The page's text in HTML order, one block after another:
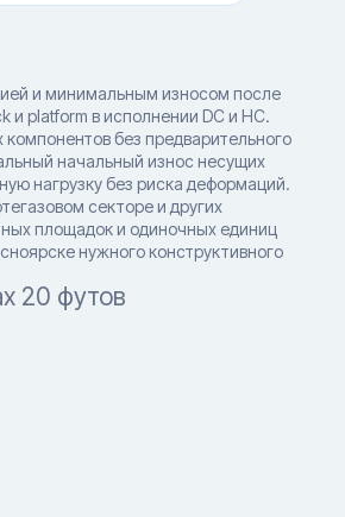
и минимальным износом после
platform в исполнении DC и HC.
без предварительного
начальный износ несущих
нагрузку без риска деформаций.
секторе и других
площадок и одиночных единиц
нужного конструктивного
20 футов